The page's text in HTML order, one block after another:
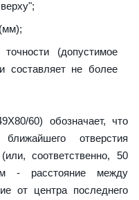
(допустимое
составляет не более
60) обозначает, что
отверстия
соответственно, 50
- расстояние между
от центра последнего